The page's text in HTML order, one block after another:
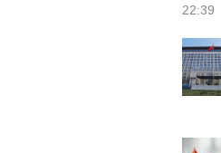
22:39